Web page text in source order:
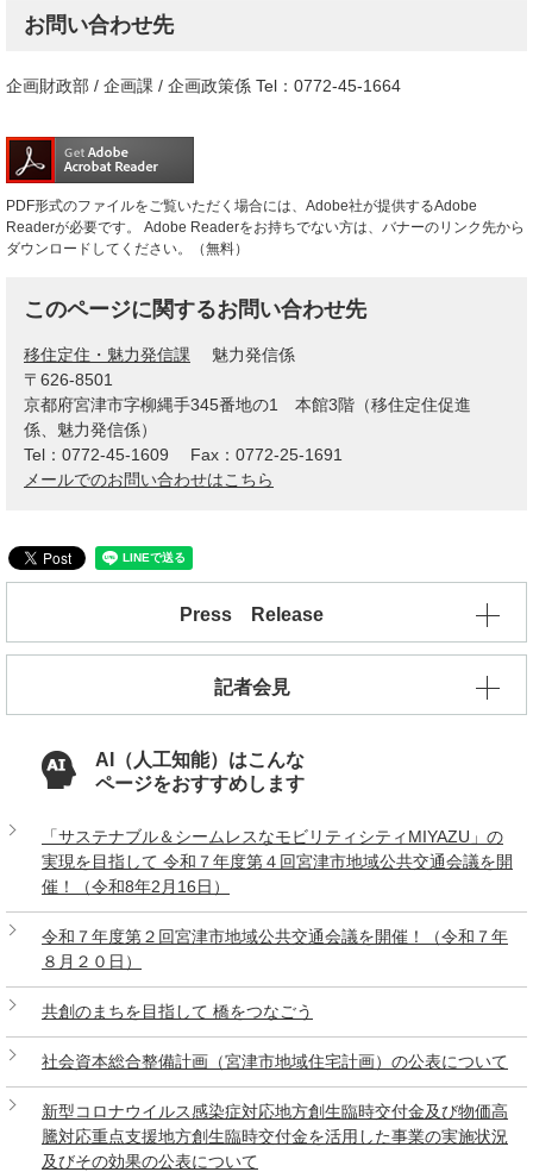
お問い合わせ先
企画財政部 / 企画課 / 企画政策係 Tel：0772-45-1664
PDF形式のファイルをご覧いただく場合には、Adobe社が提供するAdobe
Readerが必要です。
Adobe Readerをお持ちでない方は、バナーのリンク先から
ダウンロードしてください。（無料）
このページに関するお問い合わせ先
移住定住・魅力発信課
魅力発信係
〒626-8501
京都府宮津市字柳縄手345番地の1 本館3階（移住定住促進
係、魅力発信係）
Tel：0772-45-1609
Fax：0772-25-1691
メールでのお問い合わせはこちら
Press Release
記者会見
AI（人工知能）はこんな
ページをおすすめします
「サステナブル＆シームレスなモビリティシティMIYAZU」の
実現を目指して 令和７年度第４回宮津市地域公共交通会議を開
催！（令和8年2月16日）
令和７年度第２回宮津市地域公共交通会議を開催！（令和７年
８月２０日）
共創のまちを目指して 橋をつなごう
社会資本総合整備計画（宮津市地域住宅計画）の公表について
新型コロナウイルス感染症対応地方創生臨時交付金及び物価高
騰対応重点支援地方創生臨時交付金を活用した事業の実施状況
及びその効果の公表について